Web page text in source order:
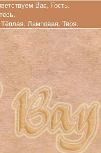
Вас, Гость.
.
Ламповая. Твоя.